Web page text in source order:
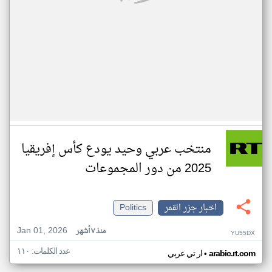
منتخب عربي وحيد يودع كأس إفريقيا
2025 من دور المجموعات
اخبار جزر القمر
Politics
Jan 01, 2026
منذ ٧ أشهر YU55DX
ار تي عربي• arabic.rt.com عدد الكلمات: ١١٠